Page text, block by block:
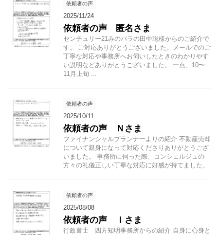
依頼者の声
2025/11/24
依頼者の声 匿名さま
センチュリー21みのパラの田中聡様からのご紹介で
す。 ご対応ありがとうございました。メールでのご
丁寧な対応や事務所へお伺いしたときのわかりやす
い説明などありがとうございました。 一点、10〜
11月上旬 ...
依頼者の声
2025/10/11
依頼者の声 Ｎさま
ファイナンシャルプランナーよりの紹介 不動産売却
について親身になって対応くださりありがとうござ
いました。 事務所に伺った際、コンシェルジュの
方々の礼儀正しい丁寧な対応に好感が持てました。
依頼者の声
2025/08/08
依頼者の声 Ｉさま
行政書士 四方知明事務所からの紹介 自身に心身と